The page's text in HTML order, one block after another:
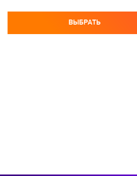
ВЫБРАТЬ